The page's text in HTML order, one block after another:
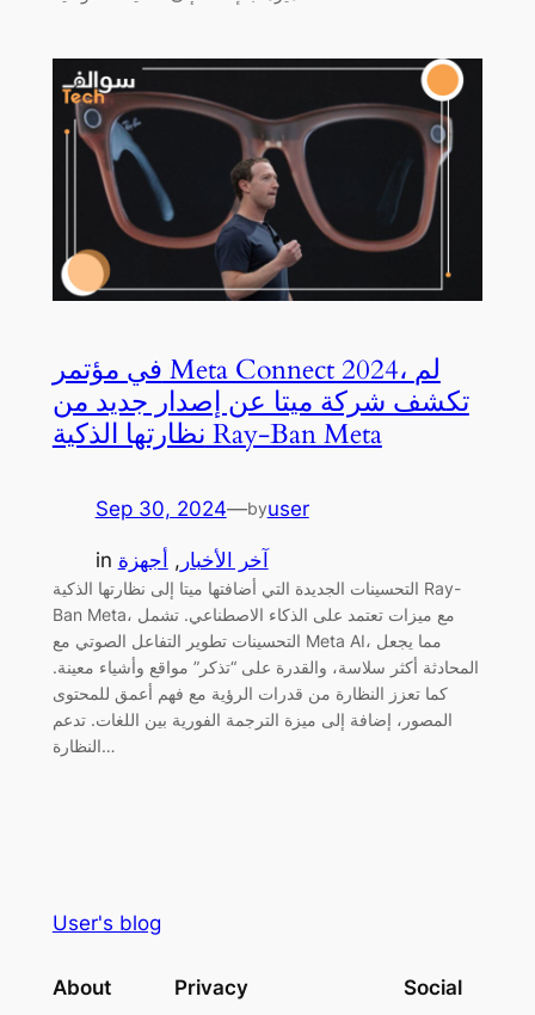
في مؤتمر Meta Connect 2024، لم
تكشف شركة ميتا عن إصدار جديد من
نظارتها الذكية Ray-Ban Meta
Sep 30, 2024—byuser
in آخر الأخبار , أجهزة
التحسينات الجديدة التي أضافتها ميتا إلى نظارتها الذكية Ray-
Ban Meta، مع ميزات تعتمد على الذكاء الاصطناعي. تشمل
التحسينات تطوير التفاعل الصوتي مع Meta AI، مما يجعل
المحادثة أكثر سلاسة، والقدرة على “تذكر” مواقع وأشياء معينة.
كما تعزز النظارة من قدرات الرؤية مع فهم أعمق للمحتوى
المصور، إضافة إلى ميزة الترجمة الفورية بين اللغات. تدعم
النظارة…
User's blog
About Privacy Social